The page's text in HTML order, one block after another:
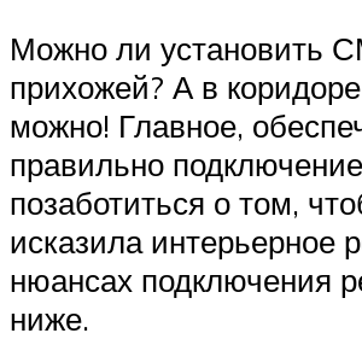
Можно ли установить
прихожей? А в
можно! Главное,
правильно
позаботиться о том,
исказила интерьерное
нюансах подключения
ниже.